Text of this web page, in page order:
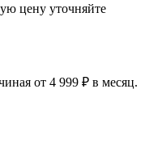
цену уточняйте
от 4 999 ₽ в месяц.